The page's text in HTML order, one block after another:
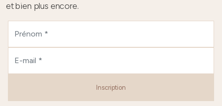
et bien plus encore.
Inscription